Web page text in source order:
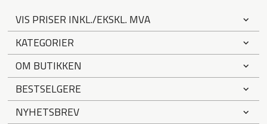
VIS PRISER INKL./EKSKL. MVA
KATEGORIER
OM BUTIKKEN
BESTSELGERE
NYHETSBREV